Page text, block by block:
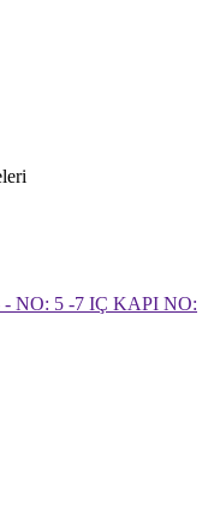
NO: 5 -7 IÇ KAPI NO: